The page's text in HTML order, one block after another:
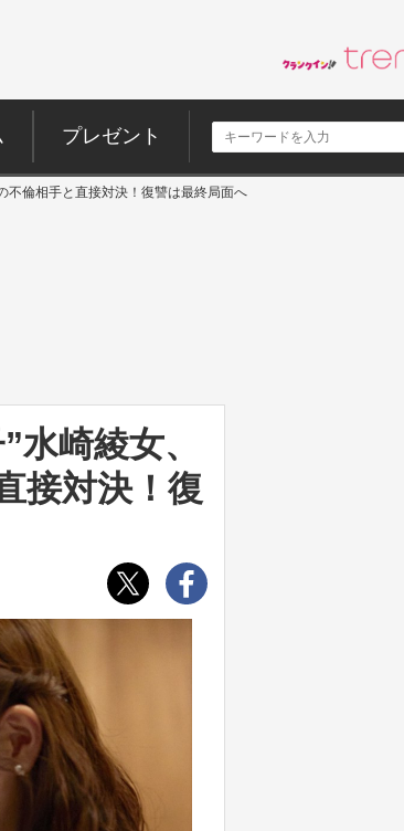
プレゼント
不倫相手と直接対決！復讐は最終局面へ
水崎綾女、
接対決！復